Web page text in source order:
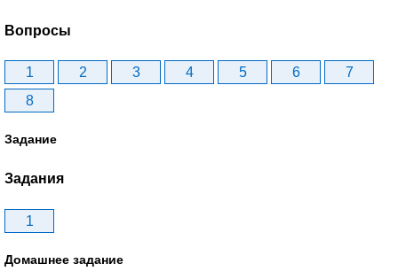
Вопросы
1 2 3 4 5 6
7
8
Задание
Задания
1
Домашнее задание